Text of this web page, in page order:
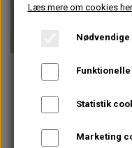
VANDPOLERINGPå lager
Læs mere om cookies her
Statistik
Marketing